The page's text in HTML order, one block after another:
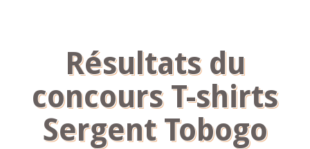
Résultats du
concours T-shirts
Sergent Tobogo